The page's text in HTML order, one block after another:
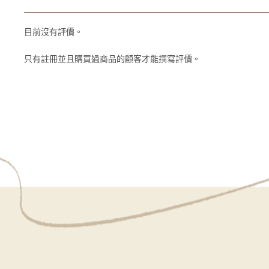
目前沒有評價。
只有註冊並且購買過商品的顧客才能撰寫評價。